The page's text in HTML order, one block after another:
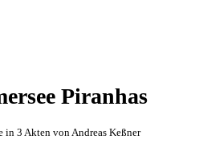
Piranhas
in 3 Akten von Andreas Keßner